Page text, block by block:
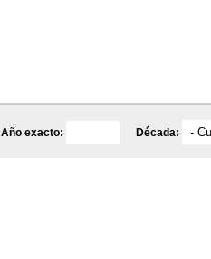
Año exacto: Década: